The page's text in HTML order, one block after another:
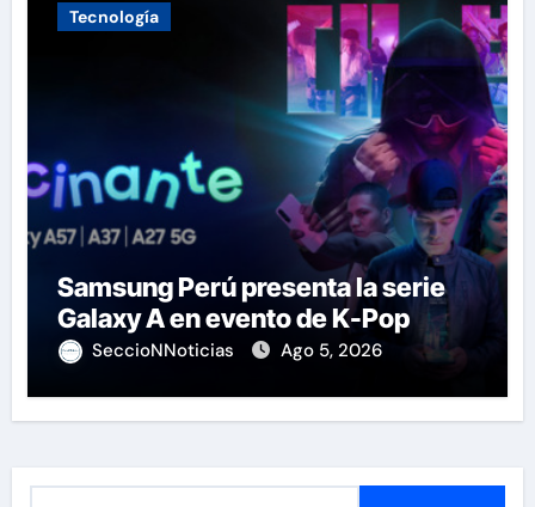
Tecnología
Samsung Perú presenta la serie
Galaxy A en evento de K-Pop
SeccioNNoticias Ago 5, 2026